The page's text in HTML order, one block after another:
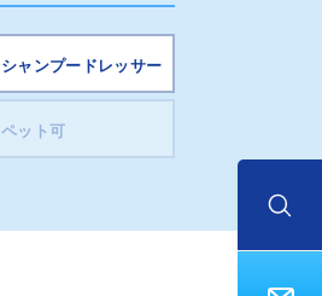
シャンプードレッサー
ペット可